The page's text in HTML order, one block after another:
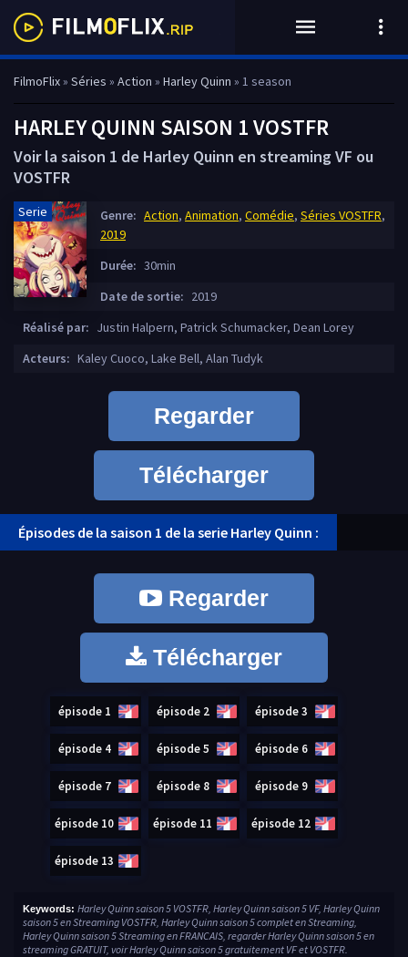
FilmoFlix» Séries » Action » Harley Quinn » 1 season
HARLEY QUINN SAISON 1 VOSTFR
Voir la saison 1 de Harley Quinn en streaming VF ou
VOSTFR
Serie Genre: Action, Animation, Comédie, Séries VOSTFR,
2019
Durée: 30min
Date de sortie: 2019
Réalisé par: Justin Halpern, Patrick Schumacker, Dean Lorey
Acteurs: Kaley Cuoco, Lake Bell, Alan Tudyk
Regarder
Télécharger
Épisodes de la saison 1 de la serie Harley Quinn :
Regarder
Télécharger
épisode 1 épisode 2 épisode 3
épisode 4 épisode 5 épisode 6
épisode 7 épisode 8 épisode 9
épisode 10 épisode 11 épisode 12
épisode 13
Keywords: Harley Quinn saison 5 VOSTFR, Harley Quinn saison 5 VF, Harley Quinn
saison 5 en Streaming VOSTFR, Harley Quinn saison 5 complet en Streaming,
Harley Quinn saison 5 Streaming en FRANCAIS, regarder Harley Quinn saison 5 en
streaming GRATUIT, voir Harley Quinn saison 5 gratuitement VF et VOSTFR.